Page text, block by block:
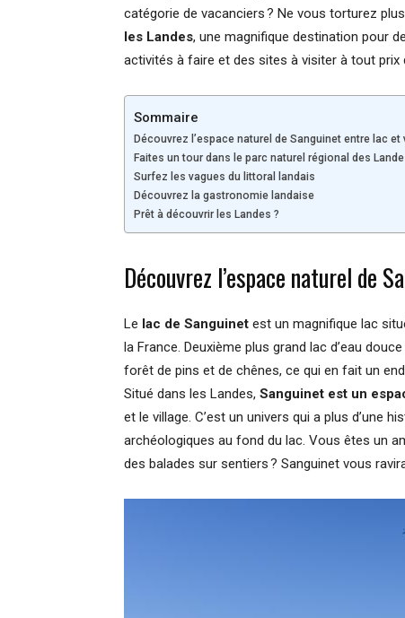
catégorie de vacanciers ? Ne vous torturez
les Landes, une magnifique destination pour
activités à faire et des sites à visiter à tout prix
Sommaire
Découvrez l’espace naturel de Sanguinet entre lac et
Faites un tour dans le parc naturel régional des
Surfez les vagues du littoral landais
Découvrez la gastronomie landaise
Prêt à découvrir les Landes ?
Découvrez l’espace naturel de
Le lac de Sanguinet est un magnifique lac
la France. Deuxième plus grand lac d’eau
forêt de pins et de chênes, ce qui en fait un
Situé dans les Landes, Sanguinet est un
et le village. C’est un univers qui a plus d’une
archéologiques au fond du lac. Vous êtes un
des balades sur sentiers ? Sanguinet vous